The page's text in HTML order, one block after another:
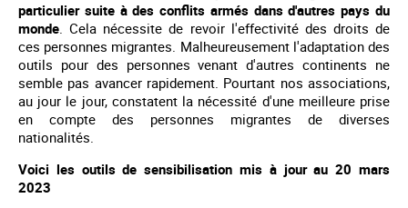
particulier suite à des conflits armés dans d'autres pays du
monde . Cela nécessite de revoir l'effectivité des droits de
ces personnes migrantes. Malheureusement l'adaptation des
outils pour des personnes venant d'autres continents ne
semble pas avancer rapidement. Pourtant nos associations,
au jour le jour, constatent la nécessité d'une meilleure prise
en compte des personnes migrantes de diverses
nationalités.
Voici les outils de sensibilisation mis à jour au 20 mars
2023